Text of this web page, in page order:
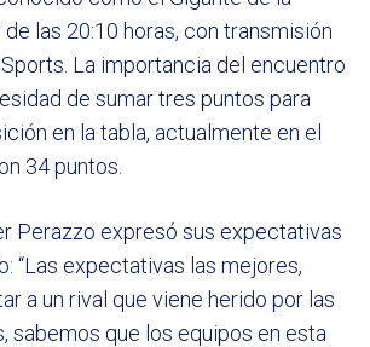
las 20:10 horas, con transmisión
La importancia del encuentro
de sumar tres puntos para
en la tabla, actualmente en el
34 puntos.
Perazzo expresó sus expectativas
“Las expectativas las mejores,
a un rival que viene herido por las
sabemos que los equipos en esta